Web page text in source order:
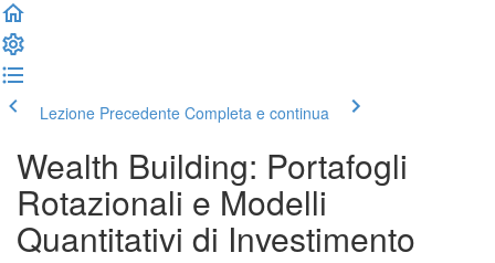
Lezione Precedente Completa e continua
Wealth Building: Portafogli
Rotazionali e Modelli
Quantitativi di Investimento